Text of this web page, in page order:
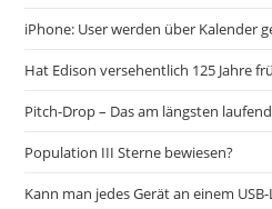
iPhone: User werden über Kalender
Hat Edison versehentlich 125 Jahre
Pitch-Drop – Das am längsten
Population III Sterne bewiesen?
Kann man jedes Gerät an einem